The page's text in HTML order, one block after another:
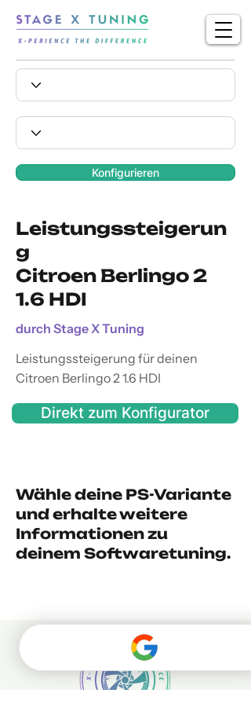
Konfigurieren
Leistungssteigerun
g
Citroen Berlingo 2
1.6 HDI
durch Stage X Tuning
Leistungssteigerung für deinen
Citroen Berlingo 2 1.6 HDI
Direkt zum Konfigurator
Wähle deine PS-Variante
und erhalte weitere
Informationen zu
deinem Softwaretuning.